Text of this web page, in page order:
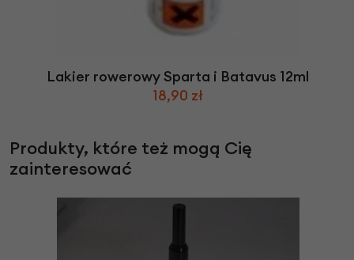
Lakier rowerowy Sparta i Batavus 12ml
18,90 zł
Produkty, które też mogą Cię
zainteresować